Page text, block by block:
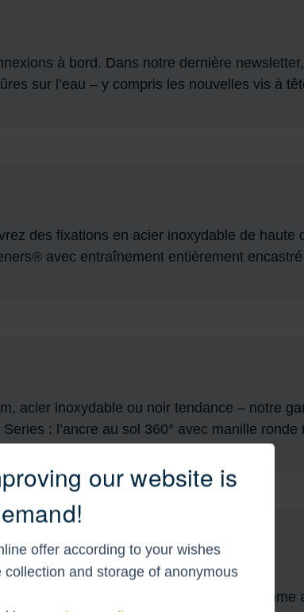
à bord. Dans notre dernière
sur l’eau – y compris les nouvelles vis à
des fixations en acier inoxydable de haute
avec entraînement entièrement
acier inoxydable ou noir tendance – notre
: l’ancre au sol 360° avec manille ronde
air.
de l'année. Nous avons élargi notre gamme
our website is
offer according to your wishes
and storage of anonymous